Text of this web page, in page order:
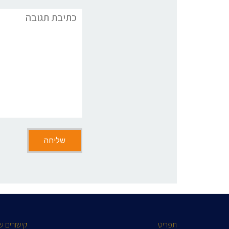
תגובה
תפריט קישורים